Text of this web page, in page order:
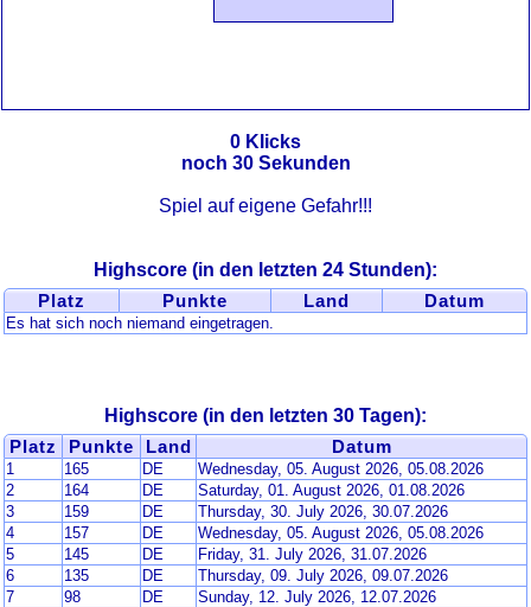
0 Klicks
noch 30Sekunden
Spiel auf eigene Gefahr!!!
Highscore (in den letzten 24 Stunden):
Platz
Punkte Land Datum
Es hat sich noch niemand eingetragen.
Highscore (in den letzten 30 Tagen):
Platz
Punkte Land Datum
1 165 DE
Wednesday, 05. August 2026, 05.08.2026
2
164 DE
Saturday, 01. August 2026, 01.08.2026
3
159 DE
Thursday, 30. July 2026, 30.07.2026
4
157 DE
Wednesday, 05. August 2026, 05.08.2026
5
145 DE
Friday, 31. July 2026, 31.07.2026
6
135 DE
Thursday, 09. July 2026, 09.07.2026
7
98 DE
Sunday, 12. July 2026, 12.07.2026